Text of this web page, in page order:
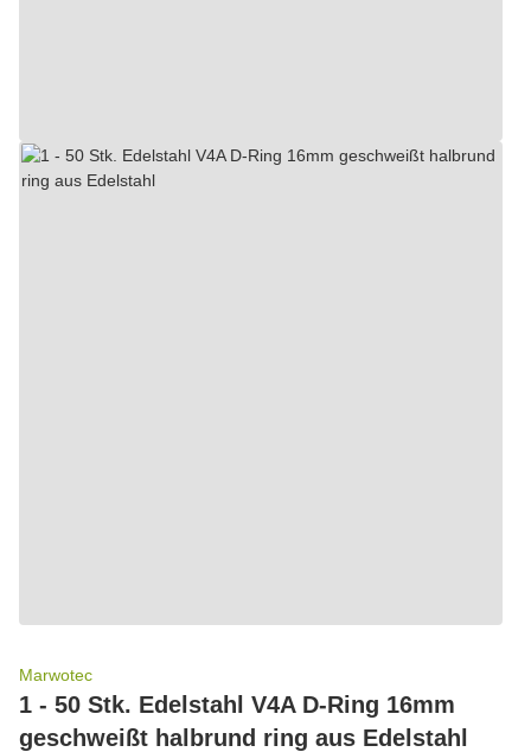
Marwotec
1 - 50 Stk. Edelstahl V4A D-Ring 16mm
geschweißt halbrund ring aus Edelstahl